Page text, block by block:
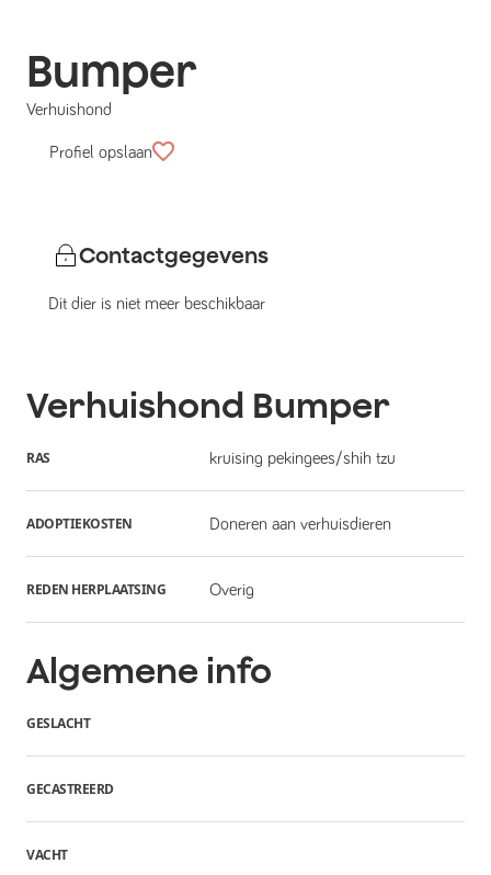
Bumper
Verhuishond
Profiel opslaan
Contactgegevens
Dit dier is niet meer beschikbaar
Verhuishond Bumper
RAS kruising pekingees/shih tzu
ADOPTIEKOSTEN Doneren aan verhuisdieren
REDEN HERPLAATSING Overig
Algemene info
GESLACHT
GECASTREERD
VACHT